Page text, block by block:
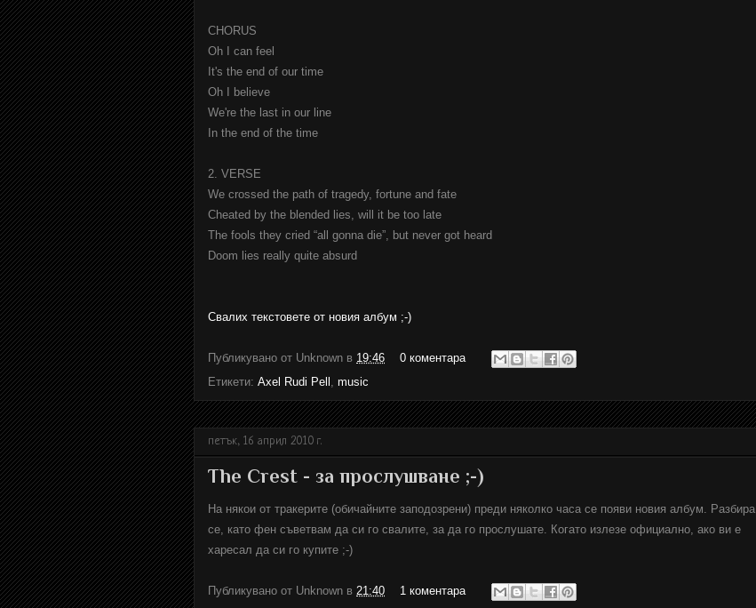
CHORUS
Oh I can feel
It's the end of our time
Oh I believe
We're the last in our line
In the end of the time
2. VERSE
We crossed the path of tragedy, fortune and fate
Cheated by the blended lies, will it be too late
The fools they cried “all gonna die”, but never got heard
Doom lies really quite absurd
Свалих текстовете от новия албум ;-)
Публикувано от Unknown в 19:46
0 коментара
Етикети: Axel Rudi Pell music
петък, 16 април 2010 г.
The Crest - за прослушване ;-)
На някои от тракерите (обичайните заподозрени) преди няколко часа се появи новия албум. Разбира
се, като фен съветвам да си го свалите, за да го прослушате. Когато излезе официално, ако ви е
харесал да си го купите ;-)
Публикувано от Unknown в 21:40
1 коментара